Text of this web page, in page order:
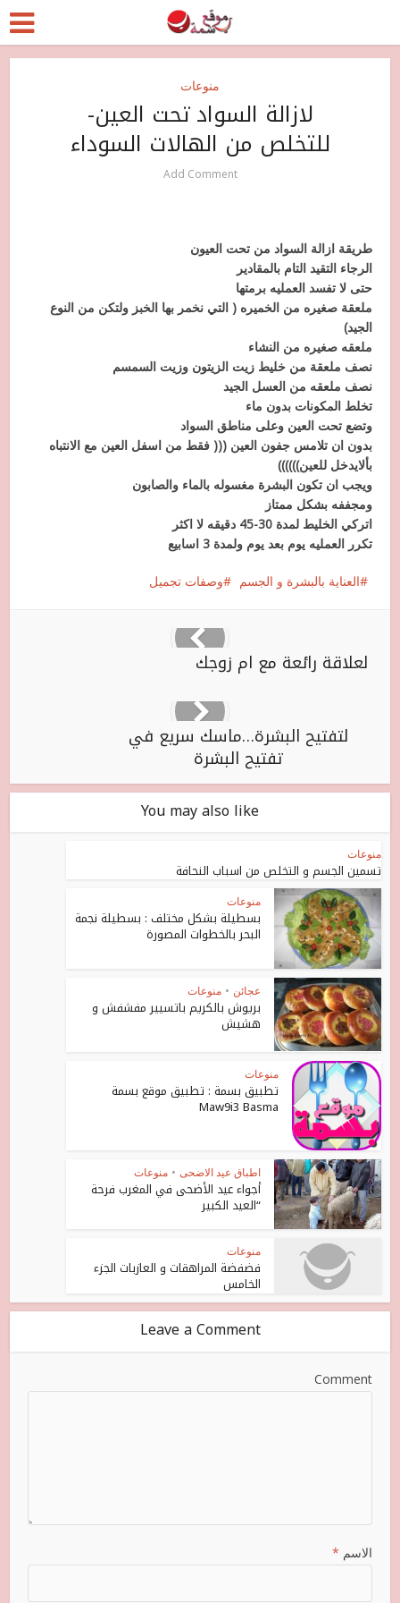
منوعات
لازالة السواد تحت العين-
للتخلص من الهالات السوداء
Add Comment
طريقة ازالة السواد من تحت العيون
الرجاء التقيد التام بالمقادير
حتى لا تفسد العمليه برمتها
ملعقة صغيره من الخميره ( التي نخمر بها الخبز ولتكن من النوع
الجيد)
ملعقه صغيره من النشاء
نصف ملعقة من خليط زيت الزيتون وزيت السمسم
نصف ملعقه من العسل الجيد
تخلط المكونات بدون ماء
وتضع تحت العين وعلى مناطق السواد
بدون ان تلامس جفون العين ((( فقط من اسفل العين مع الانتباه
بألايدخل للعين))))))
ويجب ان تكون البشرة مغسوله بالماء والصابون
ومجففه بشكل ممتاز
اتركي الخليط لمدة 30-45 دقيقه لا اكثر
تكرر العمليه يوم بعد يوم ولمدة 3 اسابيع
العناية بالبشرة و الجسم وصفات تجميل
لعلاقة رائعة مع ام زوجك
لتفتيح البشرة…ماسك سريع في
تفتيح البشرة
You may also like
منوعات
تسمين الجسم و التخلص من اسباب النحافة
منوعات
بسطيلة بشكل مختلف : بسطيلة نجمة
البحر بالخطوات المصورة
عجائن • منوعات
بريوش بالكريم باتسيير مفشفش و
هشيش
منوعات
تطبيق بسمة : تطبيق موقع بسمة
Maw9i3 Basma
اطباق عيد الاضحى • منوعات
أجواء عيد الأضحى في المغرب فرحة
“العيد الكبير
منوعات
فضفضة المراهقات و العازبات الجزء
الخامس
Leave a Comment
Comment
الاسم *